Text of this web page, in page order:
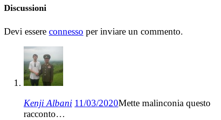
Discussioni
Devi essere connesso per inviare un commento.
Kenji Albani 11/03/2020Mette malinconia questo
racconto…